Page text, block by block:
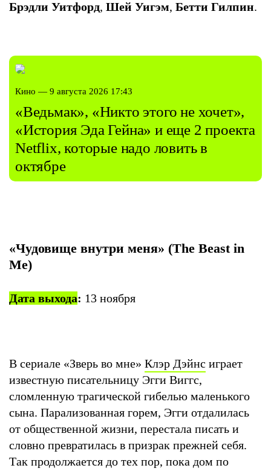
Брэдли Уитфорд, Шей Уигэм, Бетти Гилпин.
Кино — 9 августа 2026 17:43
«Ведьмак», «Никто этого не хочет»,
«История Эда Гейна» и еще 2 проекта
Netflix, которые надо ловить в
октябре
«Чудовище внутри меня» (The Beast in
Me)
Дата выхода: 13 ноября
В сериале «Зверь во мне» Клэр Дэйнс играет
известную писательницу Эгги Виггс,
сломленную трагической гибелью маленького
сына. Парализованная горем, Эгги отдалилась
от общественной жизни, перестала писать и
словно превратилась в призрак прежней себя.
Так продолжается до тех пор, пока дом по